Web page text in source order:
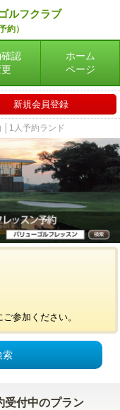
ルフクラブ
約）
認
ホーム
ページ
新規会員登録
│1人予約ランド
参加ください。
索
受付中のプラン